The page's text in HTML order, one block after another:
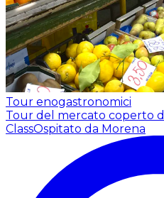
Tour enogastronomici
Tour del mercato coperto
ClassOspitato da Morena